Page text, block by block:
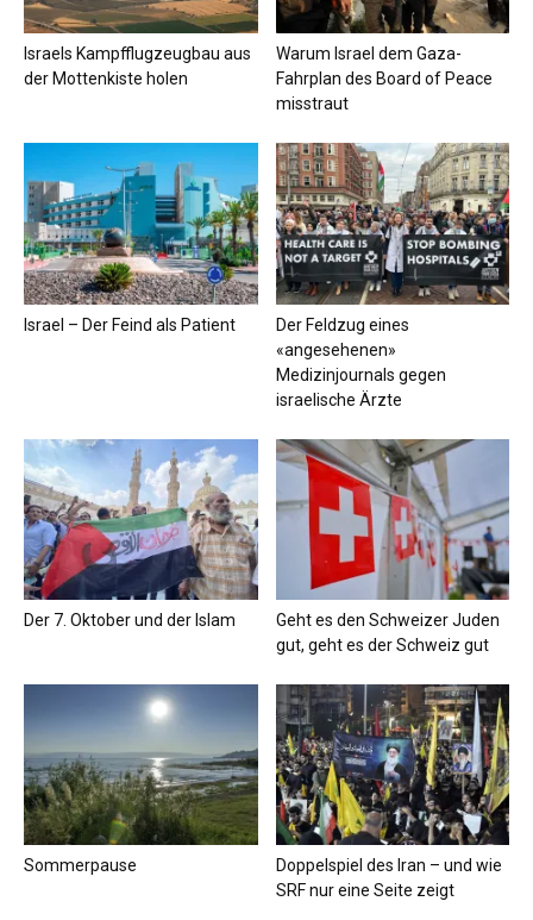
Israels Kampfflugzeugbau aus
der Mottenkiste holen
Warum Israel dem Gaza-
Fahrplan des Board of Peace
misstraut
Israel – Der Feind als Patient
Der Feldzug eines
«angesehenen»
Medizinjournals gegen
israelische Ärzte
Der 7. Oktober und der Islam
Geht es den Schweizer Juden
gut, geht es der Schweiz gut
Sommerpause
Doppelspiel des Iran – und wie
SRF nur eine Seite zeigt